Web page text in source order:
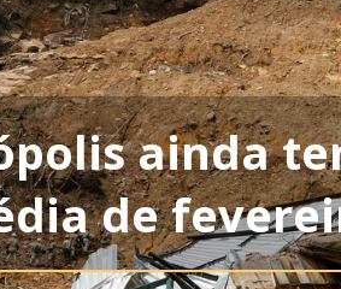
ainda
de